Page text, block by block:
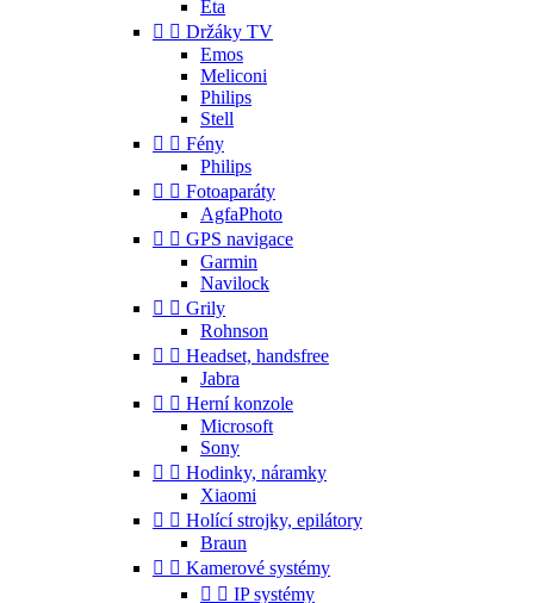
Eta
  Držáky TV
Emos
Meliconi
Philips
Stell
  Fény
Philips
  Fotoaparáty
AgfaPhoto
  GPS navigace
Garmin
Navilock
  Grily
Rohnson
  Headset, handsfree
Jabra
  Herní konzole
Microsoft
Sony
  Hodinky, náramky
Xiaomi
  Holící strojky, epilátory
Braun
  Kamerové systémy
  IP systémy